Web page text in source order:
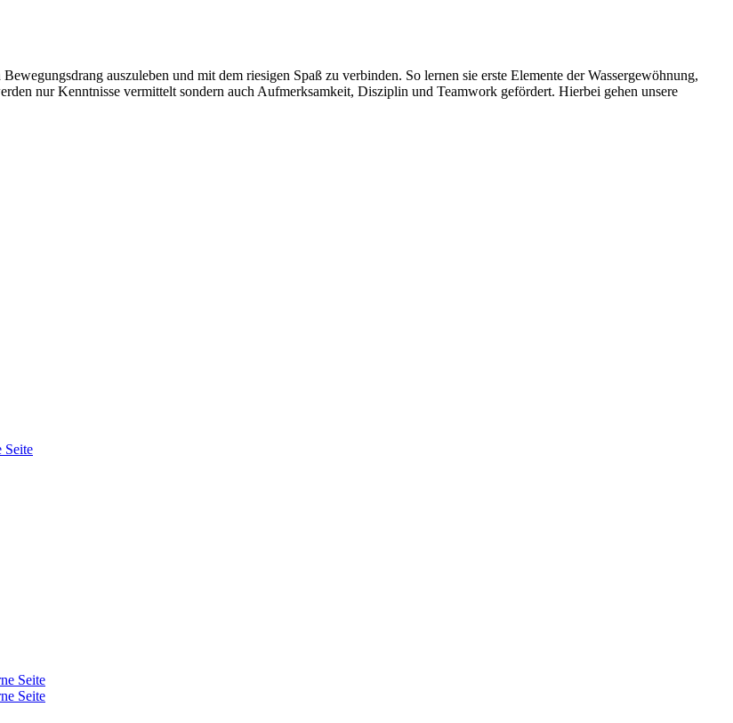
auszuleben und mit dem riesigen Spaß zu verbinden. So lernen sie erste Elemente der Wassergewöhnung,
nur Kenntnisse vermittelt sondern auch Aufmerksamkeit, Disziplin und Teamwork gefördert. Hierbei gehen unsere
Seite
Seite
Seite